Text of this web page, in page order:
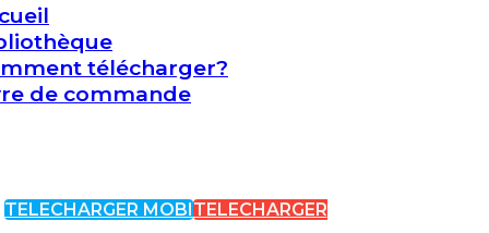
télécharger?
de commande
TELECHARGER MOBITELECHARGER